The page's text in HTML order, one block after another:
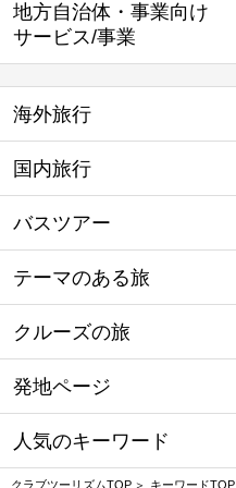
地方自治体・事業向け
サービス/事業
海外旅行
国内旅行
バスツアー
テーマのある旅
クルーズの旅
発地ページ
人気のキーワード
クラブツーリズムTOP キーワードTOP